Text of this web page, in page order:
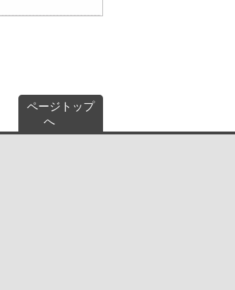
ページトップ
へ